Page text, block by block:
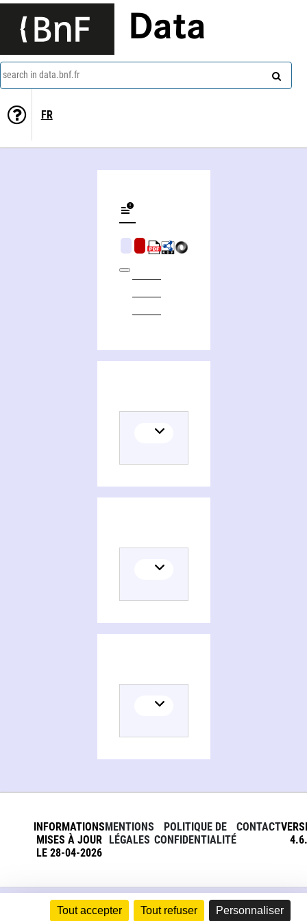
Tout accepter Tout refuser Personnaliser
Data
search in data.bnf.fr
FR
INFORMATIONS
MISES À JOUR
LE 28-04-2026
MENTIONS
LÉGALES
POLITIQUE DE
CONFIDENTIALITÉ
CONTACT